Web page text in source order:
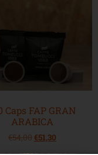
Caps FAP GRAN
ARABICA
€54,00 €51,30